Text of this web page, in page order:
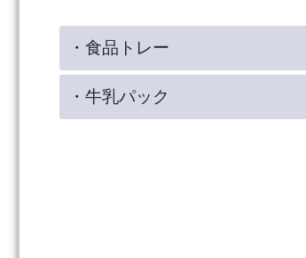
・食品トレー
・牛乳パック